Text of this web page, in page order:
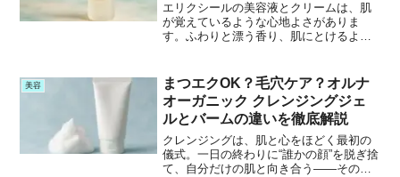
エリクシールの美容液とクリームは、肌
が覚えているような心地よさがありま
す。ふわりと漂う香り、肌にとけるよう
つくってくれていました。けれどあると
き、ふとした違和感がよ...
美容
まつエクOK？毛穴ケア？オルナ
オーガニック クレンジングジェ
ルとバームの違いを徹底解説
クレンジングは、肌と心をほどく最初の
儀式。一日の終わりに“誰かの顔”を脱ぎ捨
て、自分だけの肌と向き合う――そのと